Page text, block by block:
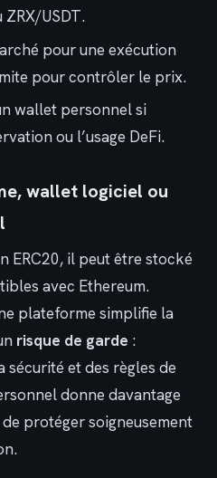
ZRX/USDT.
pour une exécution
pour contrôler le prix.
wallet personnel si
ou l’usage DeFi.
wallet logiciel ou
ERC20, il peut être stocké
avec Ethereum.
plateforme simplifie la
risque de garde :
sécurité et des règles de
donne davantage
protéger soigneusement